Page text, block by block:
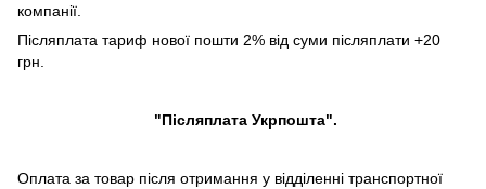
компанії.
Післяплата тариф нової пошти 2% від суми післяплати +20
грн.
"Післяплата Укрпошта".
Оплата за товар після отримання у відділенні транспортної